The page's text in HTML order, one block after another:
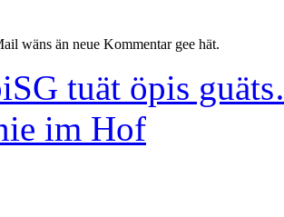
wäns än neue Kommentar gee hät.
tuät öpis
im Hof